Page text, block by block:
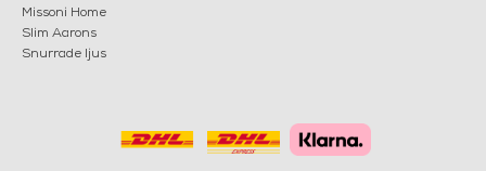
Missoni Home
Slim Aarons
Snurrade ljus